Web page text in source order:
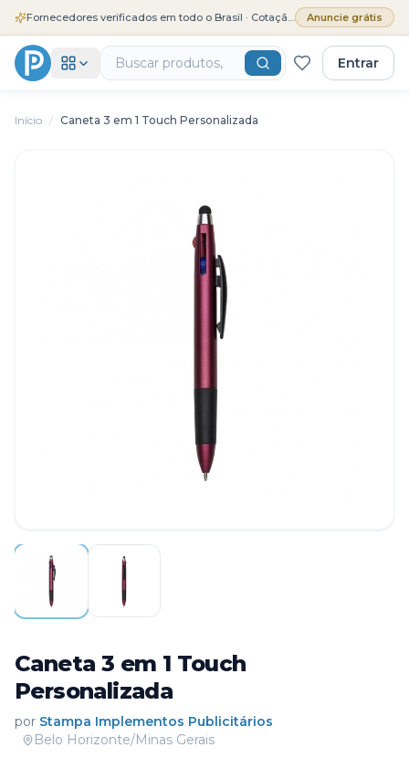
Fornecedores verificados em todo o Brasil · Cotação grátis Anuncie grátis
Entrar
Início / Caneta 3 em 1 Touch Personalizada
Caneta 3 em 1 Touch
Personalizada
por Stampa Implementos Publicitários
Belo Horizonte/Minas Gerais